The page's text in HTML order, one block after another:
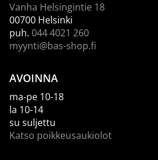
Vanha Helsingintie 18
00700 Helsinki
puh. 044 4021 260
myynti@bas-shop.fi
AVOINNA
ma-pe 10-18
la 10-14
su suljettu
Katso poikkeusaukiolot